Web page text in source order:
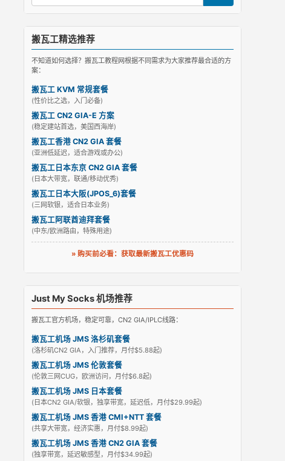
搬瓦工精选推荐
不知道如何选择？搬瓦工教程网根据不同需求为大家推荐最合适的方
案：
搬瓦工 KVM 常规套餐
(性价比之选，入门必备)
搬瓦工 CN2 GIA-E 方案
(稳定建站首选，美国西海岸)
搬瓦工香港 CN2 GIA 套餐
(亚洲低延迟，适合游戏或办公)
搬瓦工日本东京 CN2 GIA 套餐
(日本大带宽，联通/移动优秀)
搬瓦工日本大阪(JPOS_6)套餐
(三网软银，适合日本业务)
搬瓦工阿联酋迪拜套餐
(中东/欧洲路由，特殊用途)
» 购买前必看：获取最新搬瓦工优惠码
Just My Socks 机场推荐
搬瓦工官方机场，稳定可靠，CN2 GIA/IPLC线路：
搬瓦工机场 JMS 洛杉矶套餐
(洛杉矶CN2 GIA，入门推荐，月付$5.88起)
搬瓦工机场 JMS 伦敦套餐
(伦敦三网CUG，欧洲访问，月付$6.8起)
搬瓦工机场 JMS 日本套餐
(日本CN2 GIA/软银，独享带宽，延迟低，月付$29.99起)
搬瓦工机场 JMS 香港 CMI+NTT 套餐
(共享大带宽，经济实惠，月付$8.99起)
搬瓦工机场 JMS 香港 CN2 GIA 套餐
(独享带宽，延迟敏感型，月付$34.99起)